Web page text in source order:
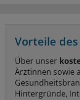
Vorteile des
Über unser
Ärztinnen sowie
Hintergründe,